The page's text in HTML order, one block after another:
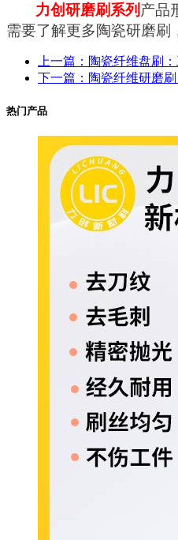
力创研磨刷系列 产品
需要了解更多陶瓷研磨刷
上一篇：陶瓷纤维盘刷
下一篇：陶瓷纤维研磨
热门产品